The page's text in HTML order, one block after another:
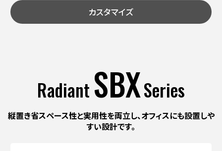
カスタマイズ
Radiant SBXSeries
縦置き省スペース性と実用性を両立し、オフィスにも設置しや
すい設計です。